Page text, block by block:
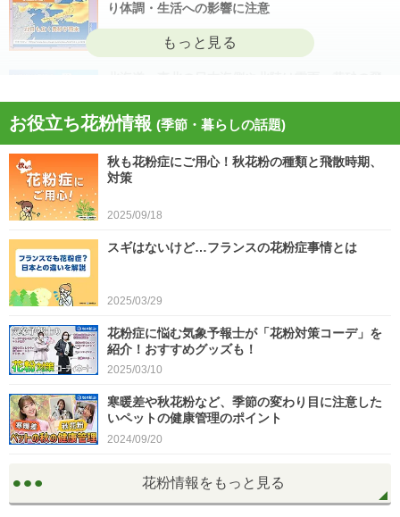
り体調・生活への影響に注意
2026/04/21
今日21日は黄砂が広く飛来 花粉とのダブル影響
に注意 症状悪化や洗濯物など対策を
2026/04/21
スギ、ヒノキ花粉シーズン終了へ 東京の飛散量
お役立ち花粉情報 (季節・暮らしの話題)
秋も花粉症にご用心！秋花粉の種類と飛散時期、
対策
2025/09/18
スギはないけど…フランスの花粉症事情とは
2025/03/29
花粉症に悩む気象予報士が「花粉対策コーデ」を
紹介！おすすめグッズも！
2025/03/10
寒暖差や秋花粉など、季節の変わり目に注意した
いペットの健康管理のポイント
2024/09/20
花粉情報をもっと見る